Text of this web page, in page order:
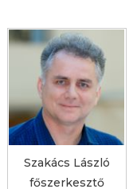
Szakács László
főszerkesztő